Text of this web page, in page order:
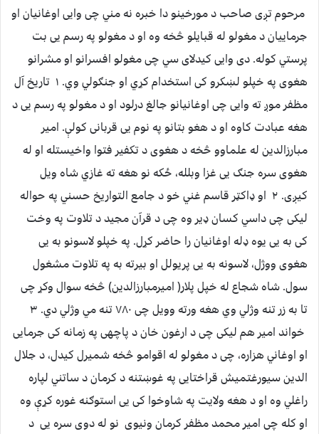
مرحوم تږی صاحب د مورخینو دا خبره نه مني چی وایی اوغانیان او
جرماییان د مغولو له قبایلو څخه وه او د مغولو په رسم یی بت
پرستي کوله. دی وایی کیدلای سي چی مغولو افسرانو او مشرانو
هغوی په خپلو لښکرو کی استخدام کړي او جنګولي وي. ۱ تاریخ آل
مظفر موږ ته وایی چی اوغانیانو جالغ درلود او د مغولو په رسم یی د
هغه عبادت کاوه او د هغو بتانو په نوم یی قربانی کولې. امیر
مبارزالدین له علماوو څخه د هغوی د تکفیر فتوا واخیستله او له
هغوی سره جنګ یی غزا وبلله، ځکه نو هغه ته غازي شاه ویل
کیږی. ۲ او ډاکټر قاسم غني خو د جامع التواریخ حسني په حواله
لیکی چی داسي کسان ډیر وه چی د قرآن مجید د تلاوت په وخت
کی به یی یوه ډله اوغانیان را حاضر کړل. په خپلو لاسونو به یی
هغوی ووژل، لاسونه به یی پریولل او بیرته به په تلاوت مشغول
سول. شاه شجاع له خپل پلار( امیرمبارزالدین) څخه سوال وکړ چی
تا به زر تنه وژلي وي هغه ورته وویل چی ۷۸۰ تنه مي وژلي دي. ۳
خواند امیر هم لیکی چی د ارغون خان د پاچهی په زمانه کی جرمایی
او اوغاني هزاره، چی د مغولو له اقوامو څخه شمیرل کیدل، د جلال
الدین سیورغتمیش قراختایی په غوښتنه د کرمان د ساتني لپاره
راغلي وه او د هغه ولایت په شاوخوا کی یی استوګنه غوره کړې وه
او کله چی امیر محمد مظفر کرمان ونیوی نو له دوی سره یی د